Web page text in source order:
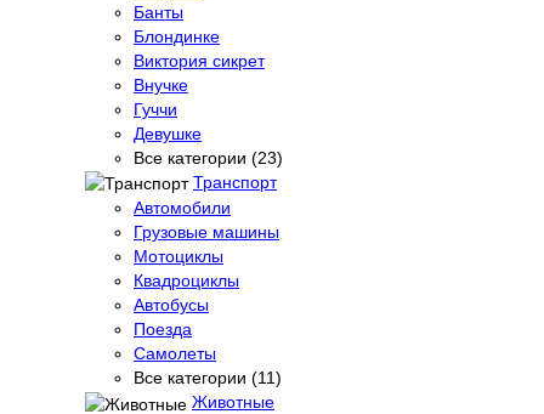
Банты
Блондинке
Виктория сикрет
Внучке
Гуччи
Девушке
Все категории (23)
Транспорт
Автомобили
Грузовые машины
Мотоциклы
Квадроциклы
Автобусы
Поезда
Самолеты
Все категории (11)
Животные